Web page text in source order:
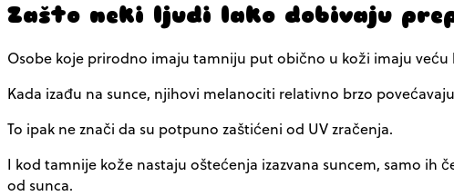
Zašto neki ljudi lako dobivaju
Osobe koje prirodno imaju tamniju put obično u koži imaju veću
Kada izađu na sunce, njihovi melanociti relativno brzo
To ipak ne znači da su potpuno zaštićeni od UV zračenja.
I kod tamnije kože nastaju oštećenja izazvana suncem, samo
od sunca.